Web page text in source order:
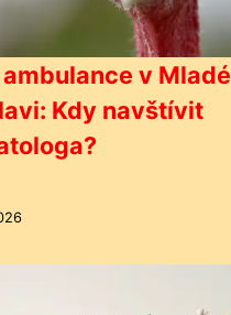
ambulance v Mladé
Kdy navštívit